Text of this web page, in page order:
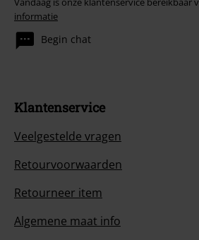
informatie
Begin chat
Klantenservice
Veelgestelde vragen
Retourvoorwaarden
Retourneer item
Algemene maat info